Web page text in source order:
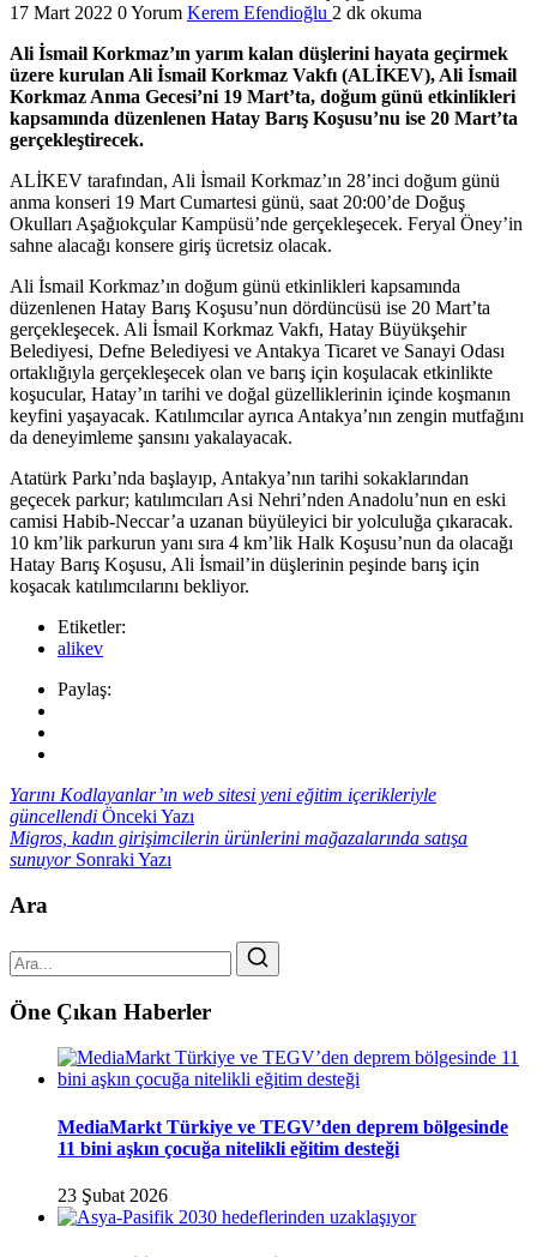
17 Mart 2022 0 Yorum Kerem Efendioğlu 2 dk okuma
Ali İsmail Korkmaz’ın yarım kalan düşlerini hayata geçirmek
üzere kurulan Ali İsmail Korkmaz Vakfı (ALİKEV), Ali İsmail
Korkmaz Anma Gecesi’ni 19 Mart’ta, doğum günü etkinlikleri
kapsamında düzenlenen Hatay Barış Koşusu’nu ise 20 Mart’ta
gerçekleştirecek.
ALİKEV tarafından, Ali İsmail Korkmaz’ın 28’inci doğum günü
anma konseri 19 Mart Cumartesi günü, saat 20:00’de Doğuş
Okulları Aşağıokçular Kampüsü’nde gerçekleşecek. Feryal Öney’in
sahne alacağı konsere giriş ücretsiz olacak.
Ali İsmail Korkmaz’ın doğum günü etkinlikleri kapsamında
düzenlenen Hatay Barış Koşusu’nun dördüncüsü ise 20 Mart’ta
gerçekleşecek. Ali İsmail Korkmaz Vakfı, Hatay Büyükşehir
Belediyesi, Defne Belediyesi ve Antakya Ticaret ve Sanayi Odası
ortaklığıyla gerçekleşecek olan ve barış için koşulacak etkinlikte
koşucular, Hatay’ın tarihi ve doğal güzelliklerinin içinde koşmanın
keyfini yaşayacak. Katılımcılar ayrıca Antakya’nın zengin mutfağını
da deneyimleme şansını yakalayacak.
Atatürk Parkı’nda başlayıp, Antakya’nın tarihi sokaklarından
geçecek parkur; katılımcıları Asi Nehri’nden Anadolu’nun en eski
camisi Habib-Neccar’a uzanan büyüleyici bir yolculuğa çıkaracak.
10 km’lik parkurun yanı sıra 4 km’lik Halk Koşusu’nun da olacağı
Hatay Barış Koşusu, Ali İsmail’in düşlerinin peşinde barış için
koşacak katılımcılarını bekliyor.
Etiketler:
alikev
Paylaş:
Yarını Kodlayanlar’ın web sitesi yeni eğitim içerikleriyle
güncellendi Önceki Yazı
Migros, kadın girişimcilerin ürünlerini mağazalarında satışa
sunuyorSonraki Yazı
Ara
Öne Çıkan Haberler
MediaMarkt Türkiye ve TEGV’den deprem bölgesinde
11 bini aşkın çocuğa nitelikli eğitim desteği
23 Şubat 2026